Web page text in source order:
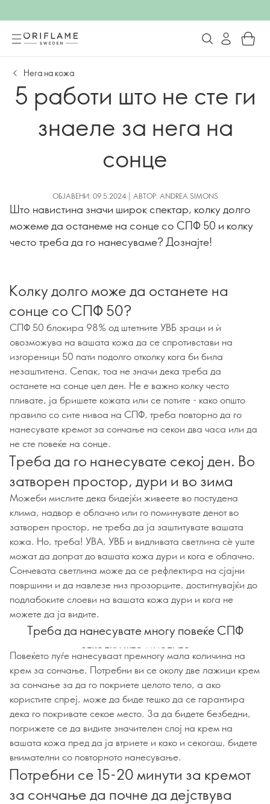
Нега на кожа
5 работи што не сте ги
знаеле за нега на
сонце
ОБЈАВЕНИ: 09.5.2024 | АВТОР: ANDREA SIMONS
Што навистина значи широк спектар, колку долго
можеме да останеме на сонце со СПФ 50 и колку
често треба да го нанесуваме? Дознајте!
Колку долго може да останете на
сонце со СПФ 50?
СПФ 50 блокира 98% од штетните УВБ зраци и ѝ
овозможува на вашата кожа да се спротивстави на
изгореници 50 пати подолго отколку кога би била
незаштитена. Сепак, тоа не значи дека треба да
останете на сонце цел ден. Не е важно колку често
пливате, ја бришете кожата или се потите - како општо
правило со сите нивоа на СПФ, треба повторно да го
нанесувате кремот за сончање на секои два часа или да
не сте повеќе на сонце.
Треба да го нанесувате секој ден. Во
затворен простор, дури и во зима
Можеби мислите дека бидејќи живеете во постудена
клима, надвор е облачно или го поминувате денот во
затворен простор, не треба да ја заштитувате вашата
кожа. Но, треба! УВА, УВБ и видливата светлина сè уште
можат да допрат до вашата кожа дури и кога е облачно.
Сончевата светлина може да се рефлектира на сјајни
површини и да навлезе низ прозорците, достигнувајќи до
подлабоките слоеви на вашата кожа дури и кога не
можете да ја видите.
Треба да нанесувате многу повеќе СПФ
отколку што мислите
Повеќето луѓе нанесуваат премногу мала количина на
крем за сончање. Потребни ви се околу две лажици крем
за сончање за да го покриете целото тело, а ако
користите спреј, може да биде тешко да се гарантира
дека го покривате секое место. За да бидете безбедни,
погрижете се да видите значителен слој на крем на
вашата кожа пред да ја втриете и како и секогаш, бидете
внимателни со повторното нанесување.
Потребни се 15-20 минути за кремот
за сончање да почне да дејствува